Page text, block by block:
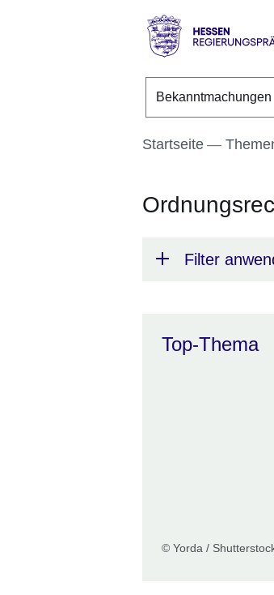
Direkt zum
Direkt zum
Direkt zum
RP
Bekanntmachungen
Startseite
Filter
Top-Thema
© Yorda /